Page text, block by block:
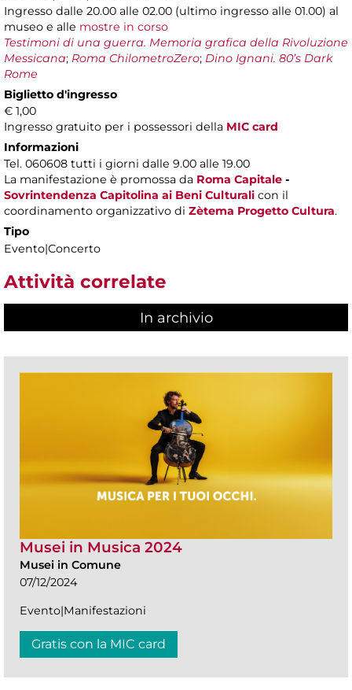
Ingresso dalle 20.00 alle 02.00 (ultimo ingresso alle 01.00) al
museo e alle mostre in corso
Testimoni di una guerra. Memoria grafica della Rivoluzione
Messicana; Roma ChilometroZero; Dino Ignani. 80’s Dark
Rome
Biglietto d'ingresso
€ 1,00
Ingresso gratuito per i possessori della MIC card
Informazioni
Tel. 060608 tutti i giorni dalle 9.00 alle 19.00
La manifestazione è promossa da Roma Capitale -
Sovrintendenza Capitolina ai Beni Culturali con il
coordinamento organizzativo di Zètema Progetto Cultura.
Tipo
Evento|Concerto
Attività correlate
In archivio
Musei in Musica 2024
Musei in Comune
07/12/2024
Evento|Manifestazioni
Gratis con la MIC card